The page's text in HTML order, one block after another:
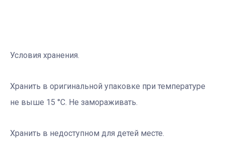
Условия хранения.
Хранить в оригинальной упаковке при температуре
не выше 15 °С. Не замораживать.
Хранить в недоступном для детей месте.